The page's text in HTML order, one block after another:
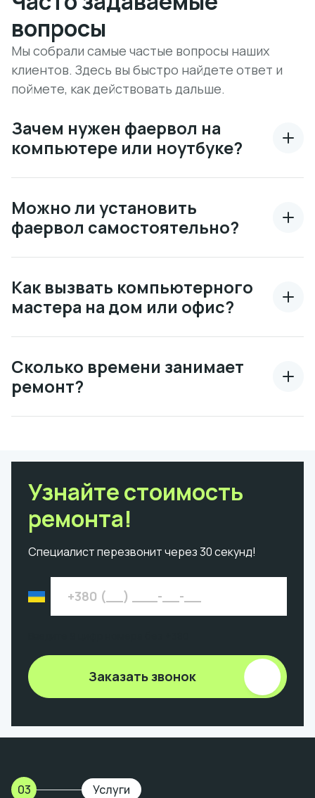
вопросы
Мы собрали самые частые вопросы наших
клиентов. Здесь вы быстро найдете ответ и
поймете, как действовать дальше.
Зачем нужен фаервол на
компьютере или ноутбуке?
Можно ли установить
фаервол самостоятельно?
Как вызвать компьютерного
мастера на дом или офис?
Сколько времени занимает
ремонт?
Узнайте стоимость
ремонта!
Специалист перезвонит через 30 секунд!
Заказать звонок
03 Услуги